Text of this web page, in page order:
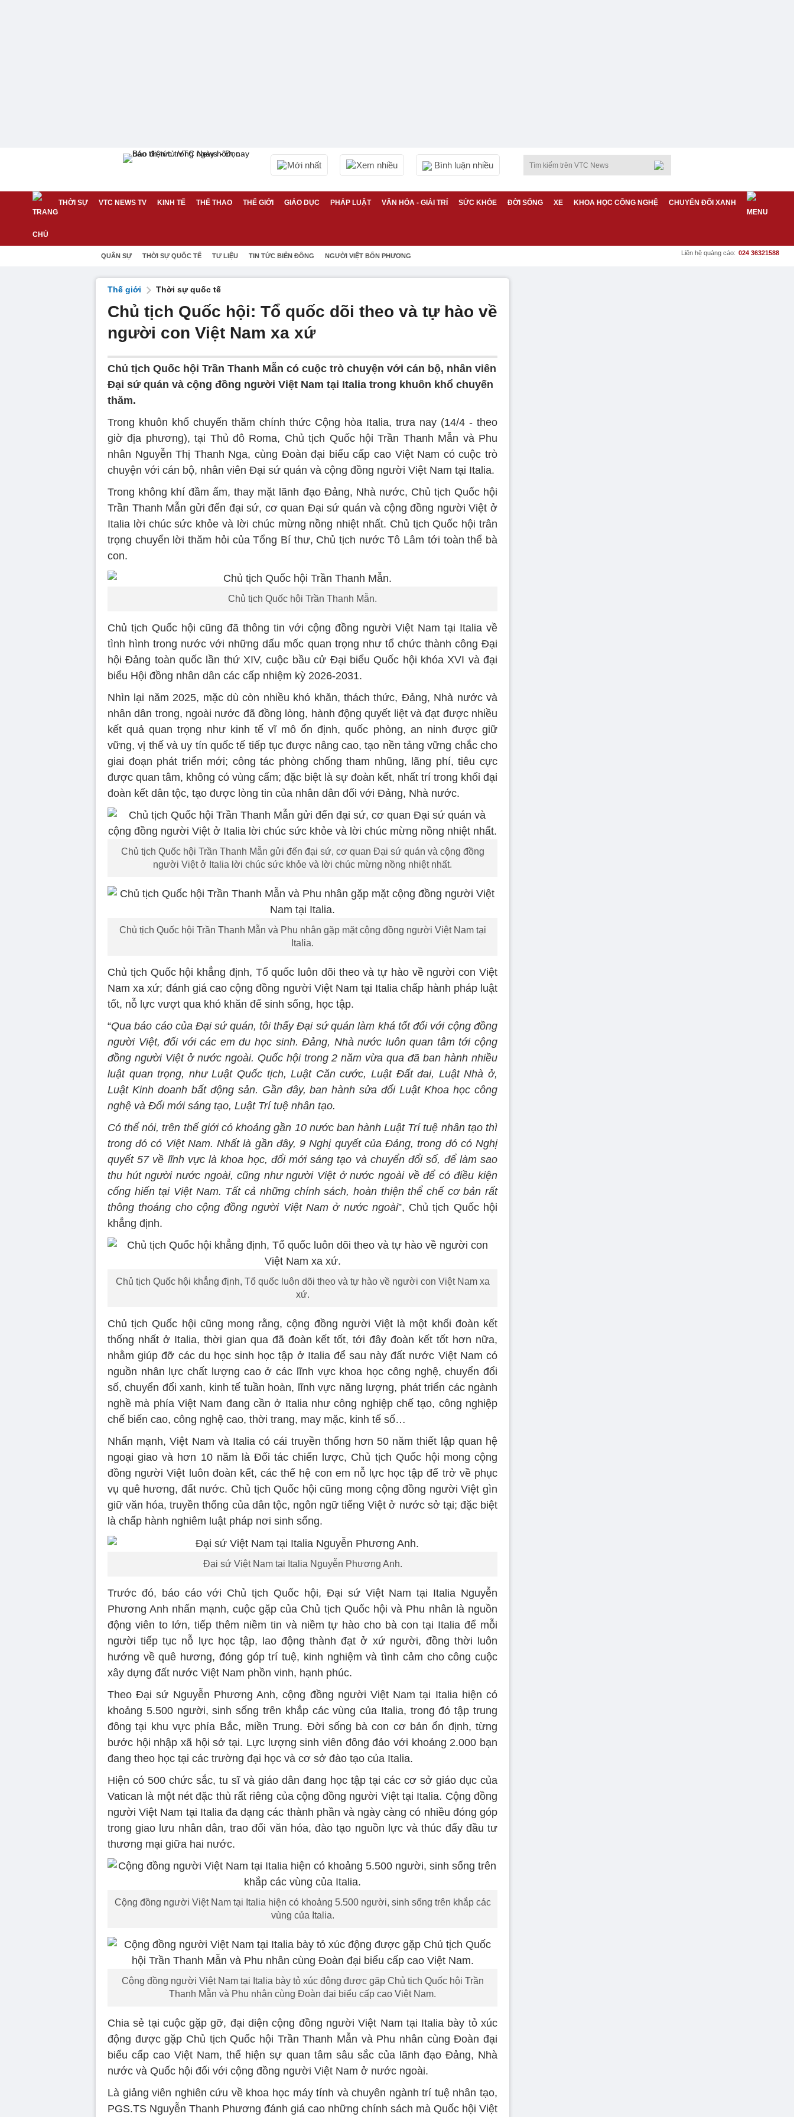
Mới nhất Xem nhiều Bình luận nhiều
THỜI SỰ VTC NEWS TV KINH TẾ THỂ THAO THẾ GIỚI GIÁO DỤC PHÁP LUẬT VĂN HÓA - GIẢI TRÍ SỨC KHỎE ĐỜI SỐNG XE KHOA HỌC CÔNG NGHỆ CHUYỂN ĐỔI XANH
QUÂN SỰ THỜI SỰ QUỐC TẾ TƯ LIỆU TIN TỨC BIỂN ĐÔNG NGƯỜI VIỆT BỐN PHƯƠNG Liên hệ quảng cáo: 024 36321588
Thế giới Thời sự quốc tế
Chủ tịch Quốc hội: Tổ quốc dõi theo và tự hào về
người con Việt Nam xa xứ
Chủ tịch Quốc hội Trần Thanh Mẫn có cuộc trò chuyện với cán bộ, nhân viên
Đại sứ quán và cộng đồng người Việt Nam tại Italia trong khuôn khổ chuyến
thăm.
Trong khuôn khổ chuyến thăm chính thức Cộng hòa Italia, trưa nay (14/4 - theo
giờ địa phương), tại Thủ đô Roma, Chủ tịch Quốc hội Trần Thanh Mẫn và Phu
nhân Nguyễn Thị Thanh Nga, cùng Đoàn đại biểu cấp cao Việt Nam có cuộc trò
chuyện với cán bộ, nhân viên Đại sứ quán và cộng đồng người Việt Nam tại Italia.
Trong không khí đầm ấm, thay mặt lãnh đạo Đảng, Nhà nước, Chủ tịch Quốc hội
Trần Thanh Mẫn gửi đến đại sứ, cơ quan Đại sứ quán và cộng đồng người Việt ở
Italia lời chúc sức khỏe và lời chúc mừng nồng nhiệt nhất. Chủ tịch Quốc hội trân
trọng chuyển lời thăm hỏi của Tổng Bí thư, Chủ tịch nước Tô Lâm tới toàn thể bà
con.
Chủ tịch Quốc hội Trần Thanh Mẫn.
Chủ tịch Quốc hội cũng đã thông tin với cộng đồng người Việt Nam tại Italia về
tình hình trong nước với những dấu mốc quan trọng như tổ chức thành công Đại
hội Đảng toàn quốc lần thứ XIV, cuộc bầu cử Đại biểu Quốc hội khóa XVI và đại
biểu Hội đồng nhân dân các cấp nhiệm kỳ 2026-2031.
Nhìn lại năm 2025, mặc dù còn nhiều khó khăn, thách thức, Đảng, Nhà nước và
nhân dân trong, ngoài nước đã đồng lòng, hành động quyết liệt và đạt được nhiều
kết quả quan trọng như kinh tế vĩ mô ổn định, quốc phòng, an ninh được giữ
vững, vị thế và uy tín quốc tế tiếp tục được nâng cao, tạo nền tảng vững chắc cho
giai đoạn phát triển mới; công tác phòng chống tham nhũng, lãng phí, tiêu cực
được quan tâm, không có vùng cấm; đặc biệt là sự đoàn kết, nhất trí trong khối đại
đoàn kết dân tộc, tạo được lòng tin của nhân dân đối với Đảng, Nhà nước.
Chủ tịch Quốc hội Trần Thanh Mẫn gửi đến đại sứ, cơ quan Đại sứ quán và cộng đồng
người Việt ở Italia lời chúc sức khỏe và lời chúc mừng nồng nhiệt nhất.
Chủ tịch Quốc hội Trần Thanh Mẫn và Phu nhân gặp mặt cộng đồng người Việt Nam tại
Italia.
Chủ tịch Quốc hội khẳng định, Tổ quốc luôn dõi theo và tự hào về người con Việt
Nam xa xứ; đánh giá cao cộng đồng người Việt Nam tại Italia chấp hành pháp luật
tốt, nỗ lực vượt qua khó khăn để sinh sống, học tập.
“Qua báo cáo của Đại sứ quán, tôi thấy Đại sứ quán làm khá tốt đối với cộng đồng
người Việt, đối với các em du học sinh. Đảng, Nhà nước luôn quan tâm tới cộng
đồng người Việt ở nước ngoài. Quốc hội trong 2 năm vừa qua đã ban hành nhiều
luật quan trọng, như Luật Quốc tịch, Luật Căn cước, Luật Đất đai, Luật Nhà ở,
Luật Kinh doanh bất động sản. Gần đây, ban hành sửa đổi Luật Khoa học công
nghệ và Đổi mới sáng tạo, Luật Trí tuệ nhân tạo.
Có thể nói, trên thế giới có khoảng gần 10 nước ban hành Luật Trí tuệ nhân tạo thì
trong đó có Việt Nam. Nhất là gần đây, 9 Nghị quyết của Đảng, trong đó có Nghị
quyết 57 về lĩnh vực là khoa học, đổi mới sáng tạo và chuyển đổi số, để làm sao
thu hút người nước ngoài, cũng như người Việt ở nước ngoài về để có điều kiện
cống hiến tại Việt Nam. Tất cả những chính sách, hoàn thiện thể chế cơ bản rất
thông thoáng cho cộng đồng người Việt Nam ở nước ngoài”, Chủ tịch Quốc hội
khẳng định.
Chủ tịch Quốc hội khẳng định, Tổ quốc luôn dõi theo và tự hào về người con Việt Nam xa
xứ.
Chủ tịch Quốc hội cũng mong rằng, cộng đồng người Việt là một khối đoàn kết
thống nhất ở Italia, thời gian qua đã đoàn kết tốt, tới đây đoàn kết tốt hơn nữa,
nhằm giúp đỡ các du học sinh học tập ở Italia để sau này đất nước Việt Nam có
nguồn nhân lực chất lượng cao ở các lĩnh vực khoa học công nghệ, chuyển đổi
số, chuyển đổi xanh, kinh tế tuần hoàn, lĩnh vực năng lượng, phát triển các ngành
nghề mà phía Việt Nam đang cần ở Italia như công nghiệp chế tạo, công nghiệp
chế biến cao, công nghệ cao, thời trang, may mặc, kinh tế số…
Nhấn mạnh, Việt Nam và Italia có cái truyền thống hơn 50 năm thiết lập quan hệ
ngoại giao và hơn 10 năm là Đối tác chiến lược, Chủ tịch Quốc hội mong cộng
đồng người Việt luôn đoàn kết, các thế hệ con em nỗ lực học tập để trở về phục
vụ quê hương, đất nước. Chủ tịch Quốc hội cũng mong cộng đồng người Việt gìn
giữ văn hóa, truyền thống của dân tộc, ngôn ngữ tiếng Việt ở nước sở tại; đặc biệt
là chấp hành nghiêm luật pháp nơi sinh sống.
Đại sứ Việt Nam tại Italia Nguyễn Phương Anh.
Trước đó, báo cáo với Chủ tịch Quốc hội, Đại sứ Việt Nam tại Italia Nguyễn
Phương Anh nhấn mạnh, cuộc gặp của Chủ tịch Quốc hội và Phu nhân là nguồn
động viên to lớn, tiếp thêm niềm tin và niềm tự hào cho bà con tại Italia để mỗi
người tiếp tục nỗ lực học tập, lao động thành đạt ở xứ người, đồng thời luôn
hướng về quê hương, đóng góp trí tuệ, kinh nghiệm và tình cảm cho công cuộc
xây dựng đất nước Việt Nam phồn vinh, hạnh phúc.
Theo Đại sứ Nguyễn Phương Anh, cộng đồng người Việt Nam tại Italia hiện có
khoảng 5.500 người, sinh sống trên khắp các vùng của Italia, trong đó tập trung
đông tại khu vực phía Bắc, miền Trung. Đời sống bà con cơ bản ổn định, từng
bước hội nhập xã hội sở tại. Lực lượng sinh viên đông đảo với khoảng 2.000 bạn
đang theo học tại các trường đại học và cơ sở đào tạo của Italia.
Hiện có 500 chức sắc, tu sĩ và giáo dân đang học tập tại các cơ sở giáo dục của
Vatican là một nét đặc thù rất riêng của cộng đồng người Việt tại Italia. Cộng đồng
người Việt Nam tại Italia đa dạng các thành phần và ngày càng có nhiều đóng góp
trong giao lưu nhân dân, trao đổi văn hóa, đào tạo nguồn lực và thúc đẩy đầu tư
thương mại giữa hai nước.
Cộng đồng người Việt Nam tại Italia hiện có khoảng 5.500 người, sinh sống trên khắp các
vùng của Italia.
Cộng đồng người Việt Nam tại Italia bày tỏ xúc động được gặp Chủ tịch Quốc hội Trần
Thanh Mẫn và Phu nhân cùng Đoàn đại biểu cấp cao Việt Nam.
Chia sẻ tại cuộc gặp gỡ, đại diện cộng đồng người Việt Nam tại Italia bày tỏ xúc
động được gặp Chủ tịch Quốc hội Trần Thanh Mẫn và Phu nhân cùng Đoàn đại
biểu cấp cao Việt Nam, thể hiện sự quan tâm sâu sắc của lãnh đạo Đảng, Nhà
nước và Quốc hội đối với cộng đồng người Việt Nam ở nước ngoài.
Là giảng viên nghiên cứu về khoa học máy tính và chuyên ngành trí tuệ nhân tạo,
PGS.TS Nguyễn Thanh Phương đánh giá cao những chính sách mà Quốc hội Việt